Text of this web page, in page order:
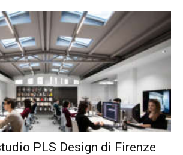
PLS Design di Firenze